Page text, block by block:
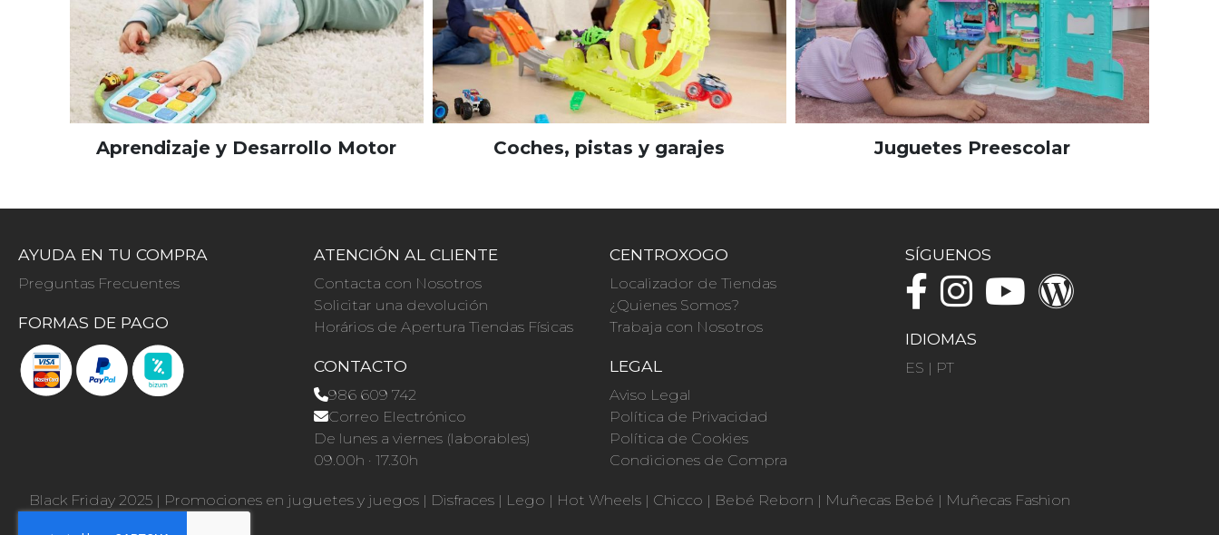
Aprendizaje y Desarrollo Motor Coches, pistas y garajes Juguetes Preescolar
AYUDA EN TU COMPRA
Preguntas Frecuentes
FORMAS DE PAGO
ATENCIÓN AL CLIENTE
Contacta con Nosotros
Solicitar una devolución
Horários de Apertura Tiendas Físicas
CONTACTO
986 609 742
Correo Electrónico
De lunes a viernes (laborables)
09.00h · 17.30h
CENTROXOGO
Localizador de Tiendas
¿Quienes Somos?
Trabaja con Nosotros
LEGAL
Aviso Legal
Política de Privacidad
Política de Cookies
Condiciones de Compra
SÍGUENOS
IDIOMAS
ES | PT
Black Friday 2025 | Promociones en juguetes y juegos | Disfraces | Lego | Hot Wheels | Chicco | Bebé Reborn | Muñecas Bebé | Muñecas Fashion